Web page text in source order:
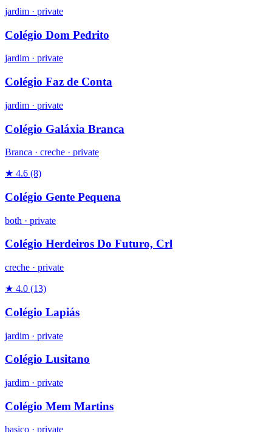
jardim · private
Colégio Dom Pedrito
jardim · private
Colégio Faz de Conta
jardim · private
Colégio Galáxia Branca
Branca · creche · private
★ 4.6 (8)
Colégio Gente Pequena
both · private
Colégio Herdeiros Do Futuro, Crl
creche · private
★ 4.0 (13)
Colégio Lapiás
jardim · private
Colégio Lusitano
jardim · private
Colégio Mem Martins
basico · private